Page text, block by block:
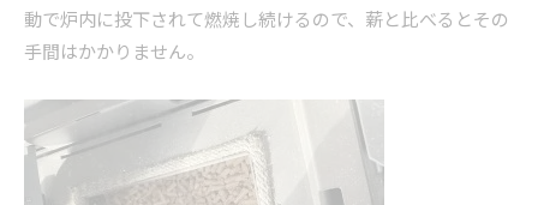
動で炉内に投下されて燃焼し続けるので、薪と比べるとその
手間はかかりません。